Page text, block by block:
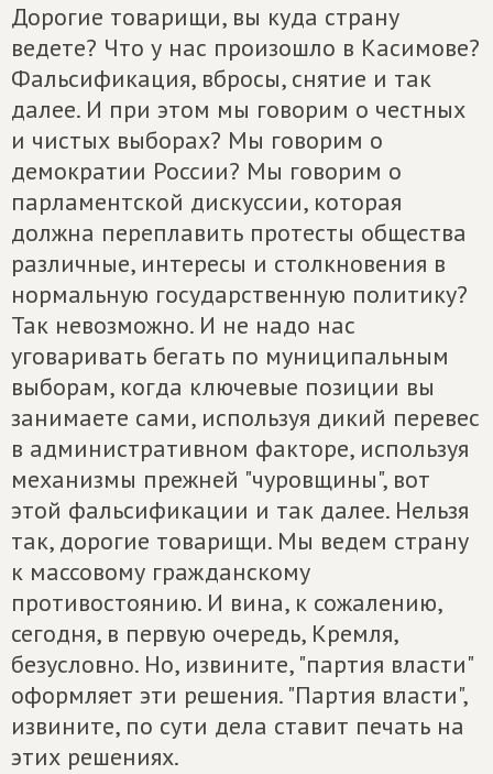
Дорогие товарищи, вы куда страну
ведете? Что у нас произошло в Касимове?
Фальсификация, вбросы, снятие и так
далее. И при этом мы говорим о честных
и чистых выборах? Мы говорим о
демократии России? Мы говорим о
парламентской дискуссии, которая
должна переплавить протесты общества
различные, интересы и столкновения в
нормальную государственную политику?
Так невозможно. И не надо нас
уговаривать бегать по муниципальным
выборам, когда ключевые позиции вы
занимаете сами, используя дикий перевес
в административном факторе, используя
механизмы прежней "чуровщины", вот
этой фальсификации и так далее. Нельзя
так, дорогие товарищи. Мы ведем страну
к массовому гражданскому
противостоянию. И вина, к сожалению,
сегодня, в первую очередь, Кремля,
безусловно. Но, извините, "партия власти"
оформляет эти решения. "Партия власти",
извините, по сути дела ставит печать на
этих решениях.